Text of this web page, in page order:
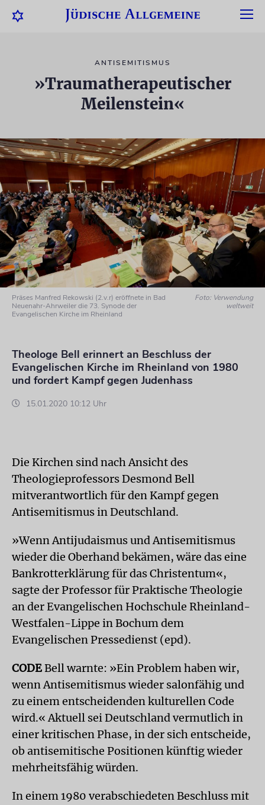
ANTISEMITISMUS
»Traumatherapeutischer
Meilenstein«
Präses Manfred Rekowski (2.v.r) eröffnete in Bad
Neuenahr-Ahrweiler die 73. Synode der
Evangelischen Kirche im Rheinland
Foto: Verwendung
weltweit
Theologe Bell erinnert an Beschluss der
Evangelischen Kirche im Rheinland von 1980
und fordert Kampf gegen Judenhass
15.01.2020 10:12 Uhr
Die Kirchen sind nach Ansicht des
Theologieprofessors Desmond Bell
mitverantwortlich für den Kampf gegen
Antisemitismus in Deutschland.
»Wenn Antijudaismus und Antisemitismus
wieder die Oberhand bekämen, wäre das eine
Bankrotterklärung für das Christentum«,
sagte der Professor für Praktische Theologie
an der Evangelischen Hochschule Rheinland-
Westfalen-Lippe in Bochum dem
Evangelischen Pressedienst (epd).
CODEBell warnte: »Ein Problem haben wir,
wenn Antisemitismus wieder salonfähig und
zu einem entscheidenden kulturellen Code
wird.« Aktuell sei Deutschland vermutlich in
einer kritischen Phase, in der sich entscheide,
ob antisemitische Positionen künftig wieder
mehrheitsfähig würden.
In einem 1980 verabschiedeten Beschluss mit